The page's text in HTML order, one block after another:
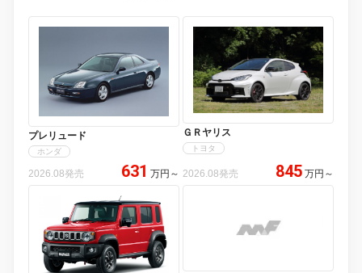
プレリュード
ホンダ
2026.08発売 631 万円 ～
ＧＲヤリス
トヨタ
2026.08発売 845 万円 ～